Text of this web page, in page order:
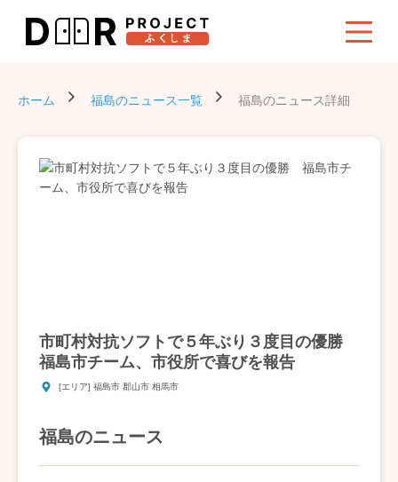
ホーム 福島のニュース一覧 福島のニュース詳細
市町村対抗ソフトで５年ぶり３度目の優勝
福島市チーム、市役所で喜びを報告
[エリア] 福島市 郡山市 相馬市
福島のニュース